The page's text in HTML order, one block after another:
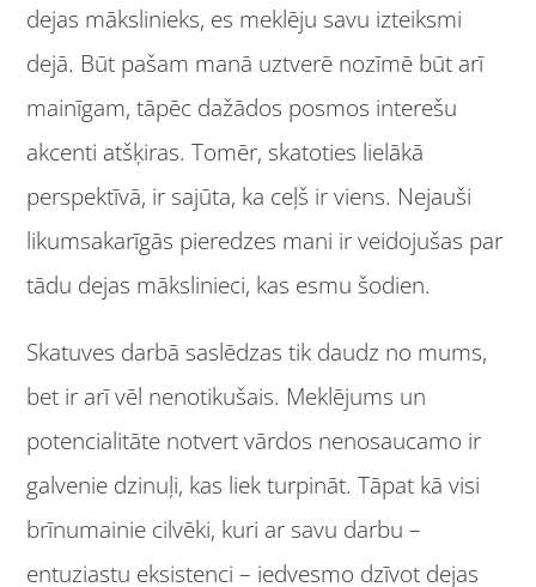
dejas mākslinieks, es meklēju savu izteiksmi
dejā. Būt pašam manā uztverē nozīmē būt arī
mainīgam, tāpēc dažādos posmos interešu
akcenti atšķiras. Tomēr, skatoties lielākā
perspektīvā, ir sajūta, ka ceļš ir viens. Nejauši
likumsakarīgās pieredzes mani ir veidojušas par
tādu dejas mākslinieci, kas esmu šodien.
Skatuves darbā saslēdzas tik daudz no mums,
bet ir arī vēl nenotikušais. Meklējums un
potencialitāte notvert vārdos nenosaucamo ir
galvenie dzinuļi, kas liek turpināt. Tāpat kā visi
brīnumainie cilvēki, kuri ar savu darbu –
entuziastu eksistenci – iedvesmo dzīvot dejas